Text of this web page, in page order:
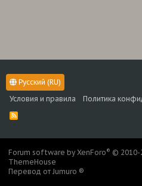
Русский (RU)
Условия и правила
Политика
R
S
Forum software by XenForo® © 2010-
ThemeHouse
Перевод от Jumuro ®